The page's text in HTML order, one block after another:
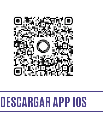
DESCARGAR APP IOS